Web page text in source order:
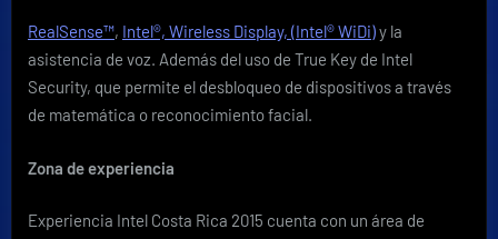
RealSense™, Intel®, Wireless Display, (Intel® WiDi)y la
asistencia de voz. Además del uso de True Key de Intel
Security, que permite el desbloqueo de dispositivos a través
de matemática o reconocimiento facial.
Zona de experiencia
Experiencia Intel Costa Rica 2015 cuenta con un área de